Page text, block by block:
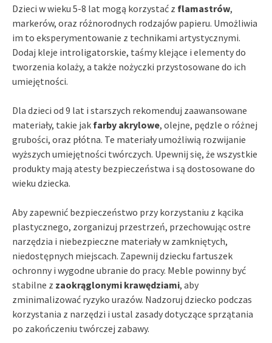
Dzieci w wieku 5-8 lat mogą korzystać z flamastrów,
markerów, oraz różnorodnych rodzajów papieru. Umożliwia
im to eksperymentowanie z technikami artystycznymi.
Dodaj kleje introligatorskie, taśmy klejące i elementy do
tworzenia kolaży, a także nożyczki przystosowane do ich
umiejętności.
Dla dzieci od 9 lat i starszych rekomenduj zaawansowane
materiały, takie jak farby akrylowe, olejne, pędzle o różnej
grubości, oraz płótna. Te materiały umożliwią rozwijanie
wyższych umiejętności twórczych. Upewnij się, że wszystkie
produkty mają atesty bezpieczeństwa i są dostosowane do
wieku dziecka.
Aby zapewnić bezpieczeństwo przy korzystaniu z kącika
plastycznego, zorganizuj przestrzeń, przechowując ostre
narzędzia i niebezpieczne materiały w zamkniętych,
niedostępnych miejscach. Zapewnij dziecku fartuszek
ochronny i wygodne ubranie do pracy. Meble powinny być
stabilne z zaokrąglonymi krawędziami, aby
zminimalizować ryzyko urazów. Nadzoruj dziecko podczas
korzystania z narzędzi i ustal zasady dotyczące sprzątania
po zakończeniu twórczej zabawy.